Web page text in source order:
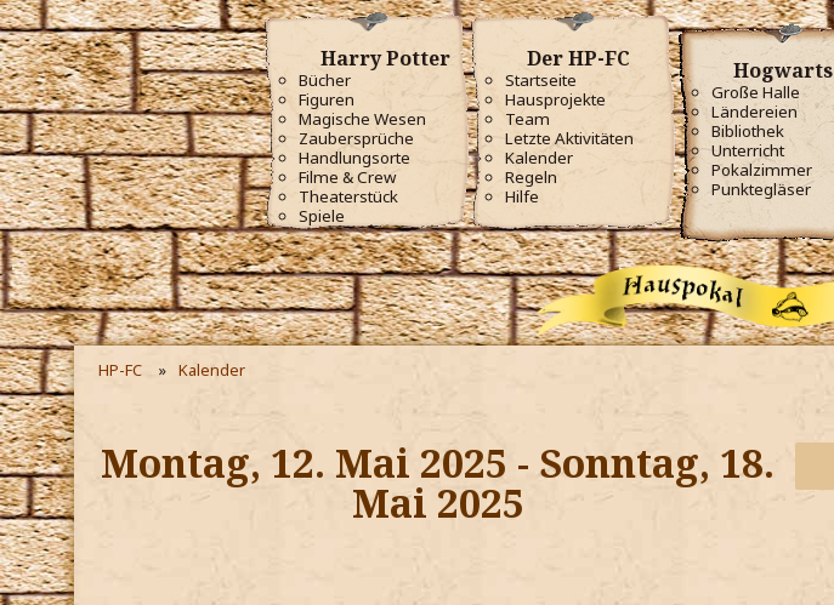
Harry Potter
Bücher
Figuren
Magische Wesen
Zaubersprüche
Handlungsorte
Filme & Crew
Theaterstück
Spiele
Der HP-FC
Startseite
Hausprojekte
Team
Letzte Aktivitäten
Kalender
Regeln
Hilfe
Hogwarts
Große Halle
Ländereien
Bibliothek
Unterricht
Pokalzimmer
Punktegläser
HP-FC Kalender
Montag, 12. Mai 2025 - Sonntag, 18.
Mai 2025